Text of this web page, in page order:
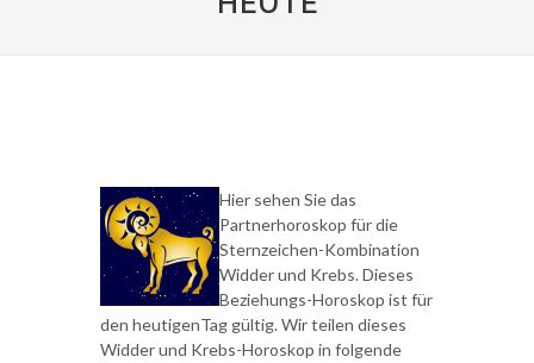
Hier sehen Sie das
Partnerhoroskop für die
Sternzeichen-Kombination
Widder und Krebs. Dieses
Beziehungs-Horoskop ist für
den heutigenTag gültig. Wir teilen dieses
Widder und Krebs-Horoskop in folgende